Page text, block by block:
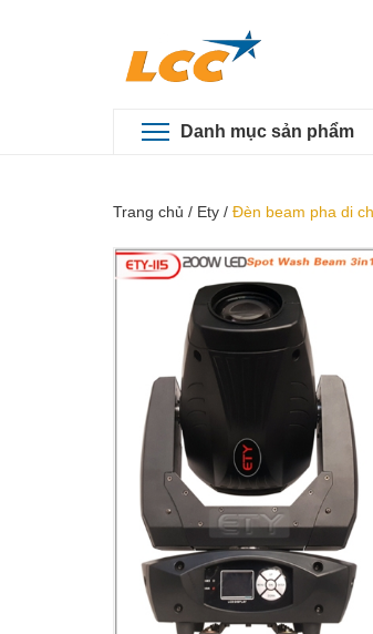
Danh mục sản phẩm
Trang chủ / Ety / Đèn beam pha di